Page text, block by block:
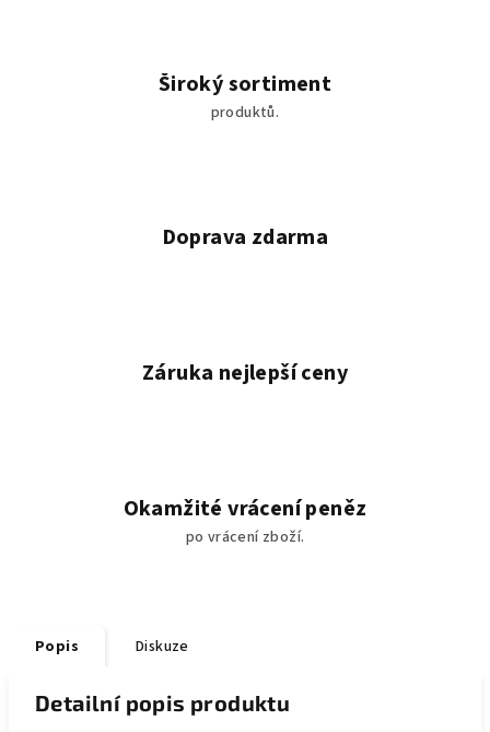
Široký sortiment
produktů.
Doprava zdarma
Záruka nejlepší ceny
Okamžité vrácení peněz
po vrácení zboží.
Popis Diskuze
Detailní popis produktu